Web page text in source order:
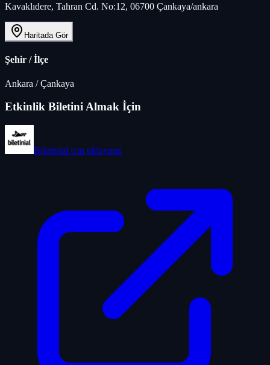
Kavaklıdere, Tahran Cd. No:12, 06700 Çankaya/ankara
Haritada Gör
Şehir / İlçe
Ankara /Çankaya
Etkinlik Biletini Almak İçin
Biletinial için tıklayınız